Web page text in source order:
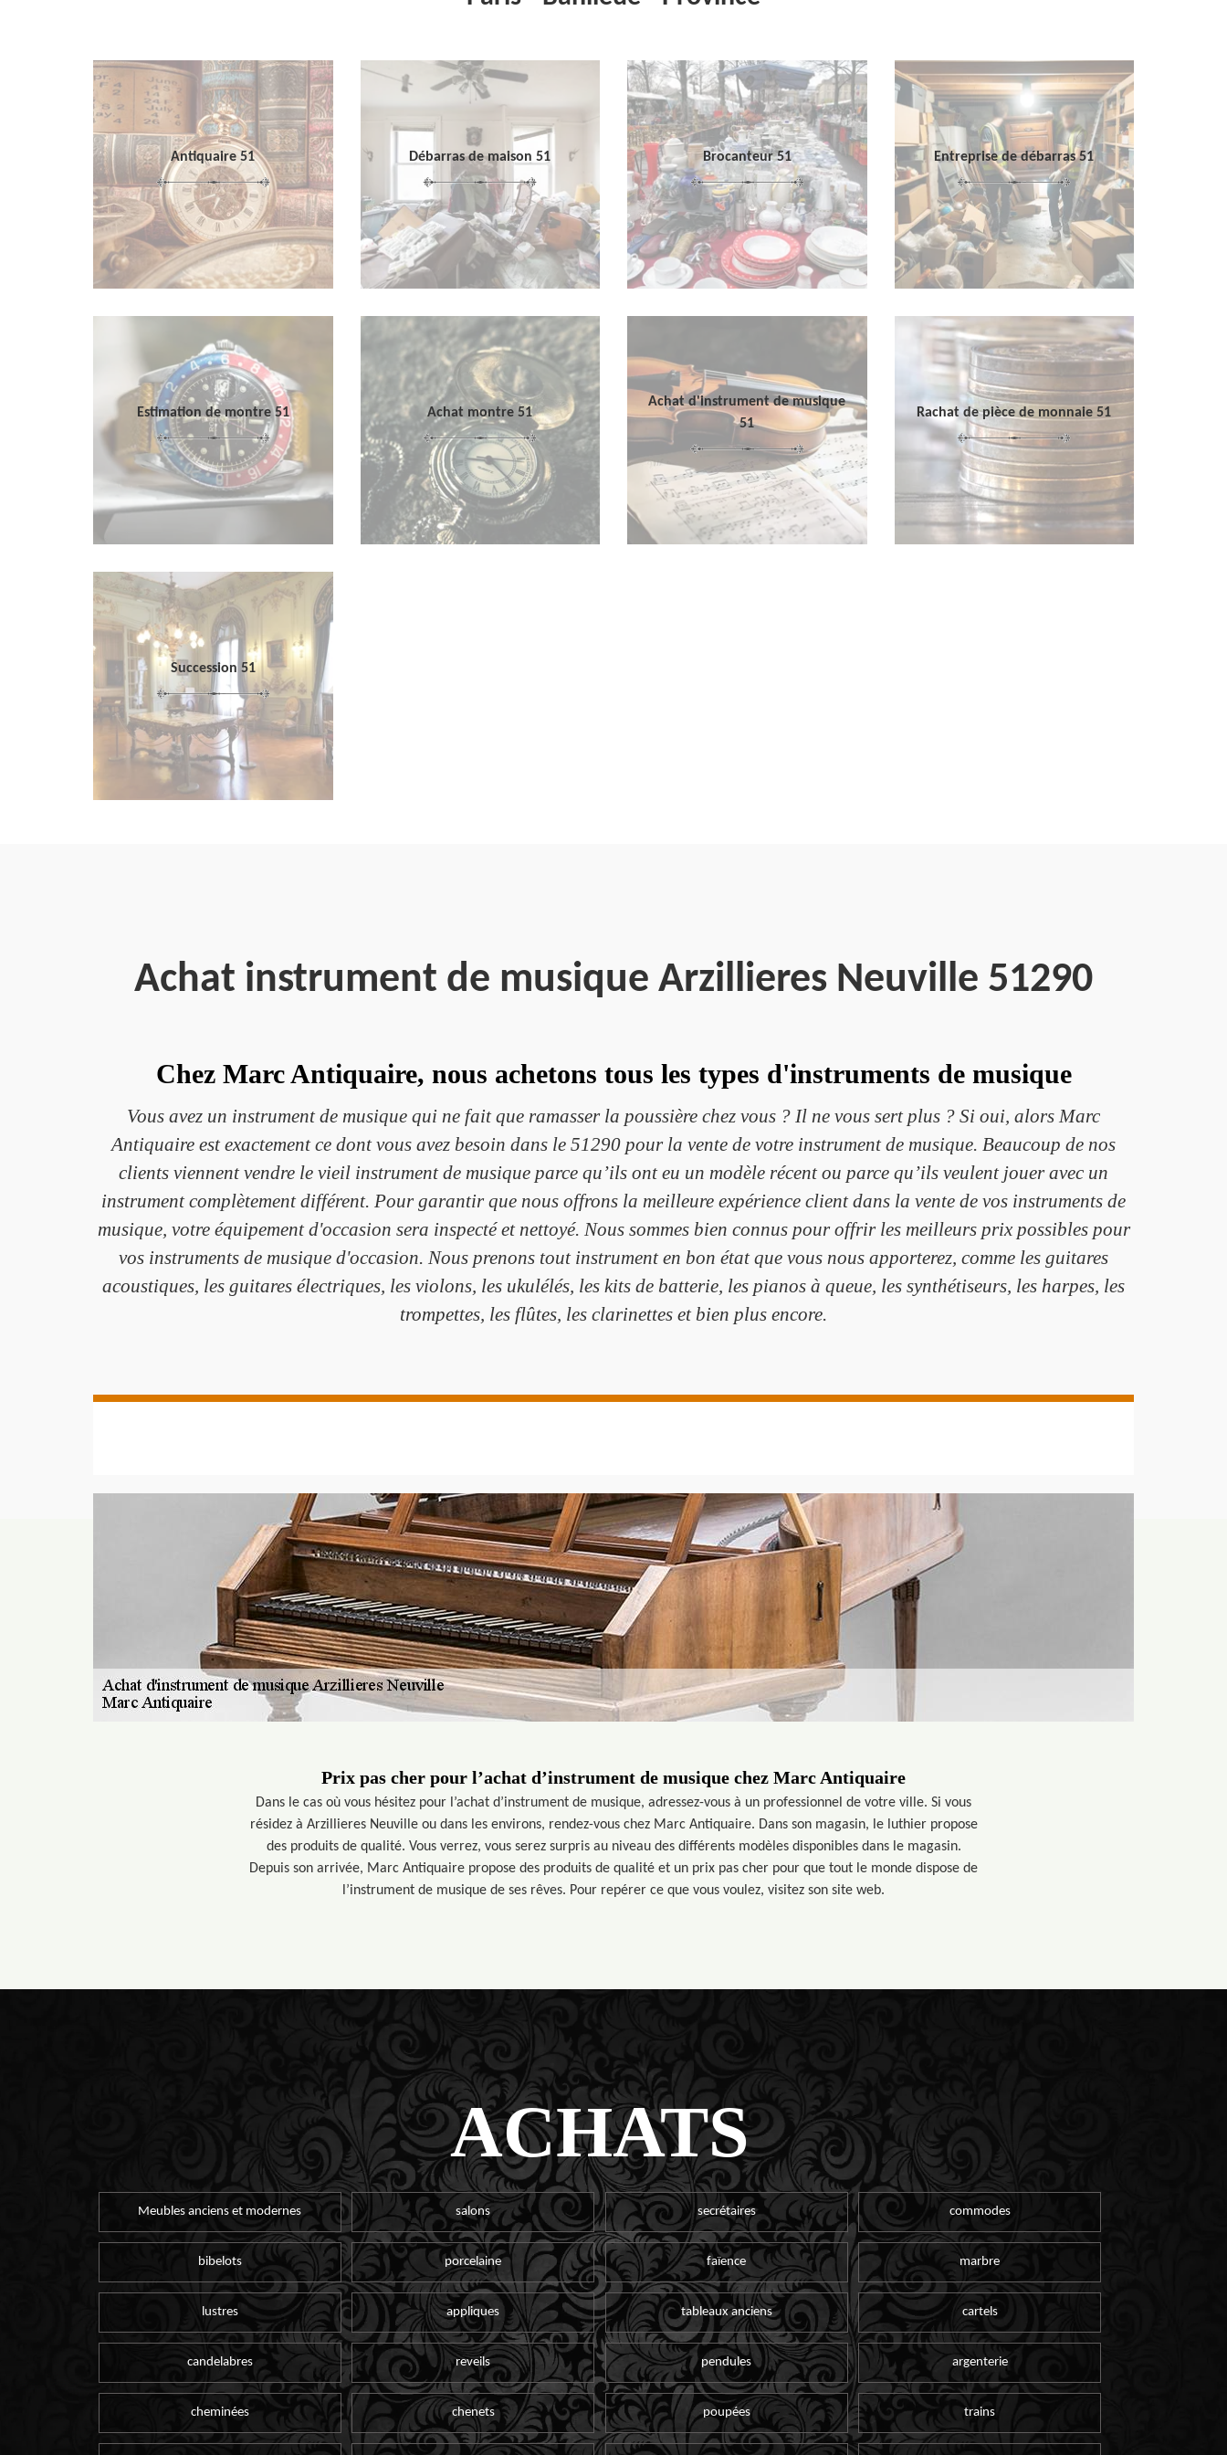
Antiquaire 51 Débarras de maison 51 Brocanteur 51 Entreprise de débarras 51
Estimation de montre 51 Achat montre 51
Achat d'instrument de musique
51
Rachat de pièce de monnaie 51
Succession 51
Achat instrument de musique Arzillieres Neuville 51290
Chez Marc Antiquaire, nous achetons tous les types d'instruments de musique
Vous avez un instrument de musique qui ne fait que ramasser la poussière chez vous ? Il ne vous sert plus ? Si oui, alors Marc
Antiquaire est exactement ce dont vous avez besoin dans le 51290 pour la vente de votre instrument de musique. Beaucoup de nos
clients viennent vendre le vieil instrument de musique parce qu’ils ont eu un modèle récent ou parce qu’ils veulent jouer avec un
instrument complètement différent. Pour garantir que nous offrons la meilleure expérience client dans la vente de vos instruments de
musique, votre équipement d'occasion sera inspecté et nettoyé. Nous sommes bien connus pour offrir les meilleurs prix possibles pour
vos instruments de musique d'occasion. Nous prenons tout instrument en bon état que vous nous apporterez, comme les guitares
acoustiques, les guitares électriques, les violons, les ukulélés, les kits de batterie, les pianos à queue, les synthétiseurs, les harpes, les
trompettes, les flûtes, les clarinettes et bien plus encore.
Prix pas cher pour l’achat d’instrument de musique chez Marc Antiquaire
Dans le cas où vous hésitez pour l’achat d’instrument de musique, adressez-vous à un professionnel de votre ville. Si vous
résidez à Arzillieres Neuville ou dans les environs, rendez-vous chez Marc Antiquaire. Dans son magasin, le luthier propose
des produits de qualité. Vous verrez, vous serez surpris au niveau des différents modèles disponibles dans le magasin.
Depuis son arrivée, Marc Antiquaire propose des produits de qualité et un prix pas cher pour que tout le monde dispose de
l’instrument de musique de ses rêves. Pour repérer ce que vous voulez, visitez son site web.
ACHATS
Meubles anciens et modernes salons secrétaires commodes
bibelots porcelaine faïence marbre
lustres appliques tableaux anciens cartels
candelabres reveils pendules argenterie
cheminées chenets poupées trains